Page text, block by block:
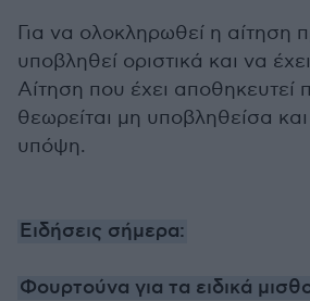
Για να ολοκληρωθεί η αίτηση
υποβληθεί οριστικά και να
Αίτηση που έχει αποθηκευτεί
θεωρείται μη υποβληθείσα
υπόψη.
Ειδήσεις σήμερα:
Φουρτούνα για τα ειδικά